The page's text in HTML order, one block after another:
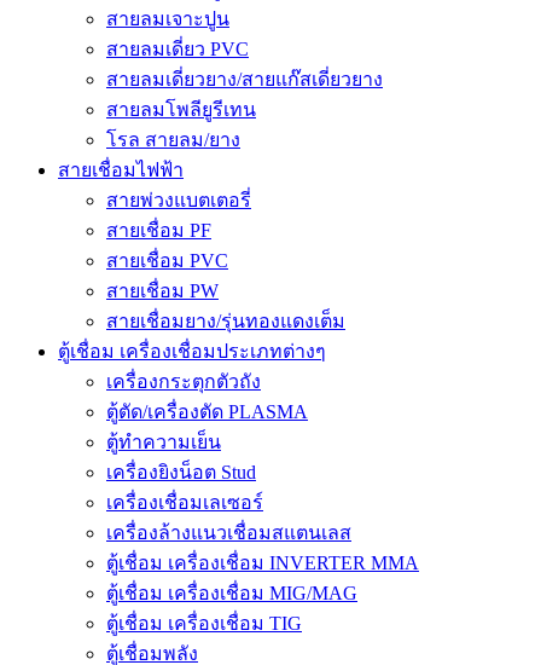
สายลมเจาะปูน
สายลมเดี่ยว PVC
สายลมเดี่ยวยาง/สายแก๊สเดี่ยวยาง
สายลมโพลียูรีเทน
โรล สายลม/ยาง
สายเชื่อมไฟฟ้า
สายพ่วงแบตเตอรี่
สายเชื่อม PF
สายเชื่อม PVC
สายเชื่อม PW
สายเชื่อมยาง/รุ่นทองแดงเต็ม
ตู้เชื่อม เครื่องเชื่อมประเภทต่างๆ
เครื่องกระตุกตัวถัง
ตู้ตัด/เครื่องตัด PLASMA
ตู้ทำความเย็น
เครื่องยิงน็อต Stud
เครื่องเชื่อมเลเซอร์
เครื่องล้างแนวเชื่อมสแตนเลส
ตู้เชื่อม เครื่องเชื่อม INVERTER MMA
ตู้เชื่อม เครื่องเชื่อม MIG/MAG
ตู้เชื่อม เครื่องเชื่อม TIG
ตู้เชื่อมพลัง